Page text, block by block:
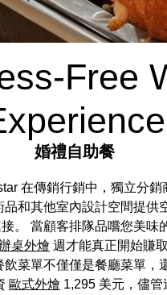
Free
婚禮自助餐
在傳銷行銷中，獨立分
和其他室內設計空間提
。 當顧客排隊品嚐您美
桌外燴 週才能真正開始賺
菜單不僅僅是餐廳菜單，
歐式外燴 1,295 美元，儘